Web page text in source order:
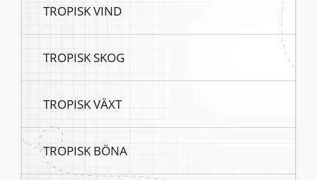
TROPISK VIND
TROPISK SKOG
TROPISK VÄXT
TROPISK BÖNA